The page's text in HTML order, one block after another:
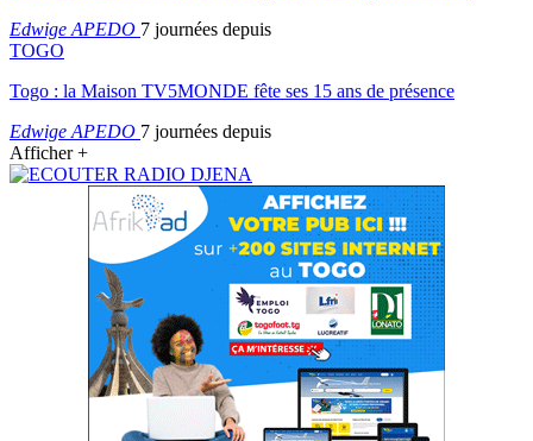
Edwige APEDO 7 journées depuis
TOGO
Togo : la Maison TV5MONDE fête ses 15 ans de présence
Edwige APEDO 7 journées depuis
Afficher +